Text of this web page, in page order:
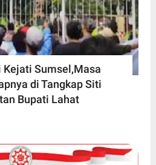
Sumsel,Masa
di Tangkap Siti
Bupati Lahat